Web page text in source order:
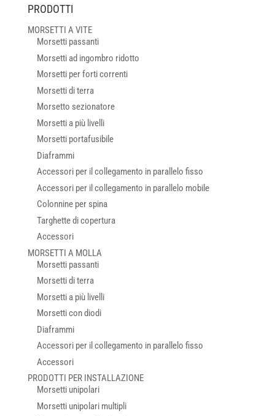
PRODOTTI
MORSETTI A VITE
Morsetti passanti
Morsetti ad ingombro ridotto
Morsetti per forti correnti
Morsetti di terra
Morsetto sezionatore
Morsetti a più livelli
Morsetti portafusibile
Diaframmi
Accessori per il collegamento in parallelo fisso
Accessori per il collegamento in parallelo mobile
Colonnine per spina
Targhette di copertura
Accessori
MORSETTI A MOLLA
Morsetti passanti
Morsetti di terra
Morsetti a più livelli
Morsetti con diodi
Diaframmi
Accessori per il collegamento in parallelo fisso
Accessori
PRODOTTI PER INSTALLAZIONE
Morsetti unipolari
Morsetti unipolari multipli